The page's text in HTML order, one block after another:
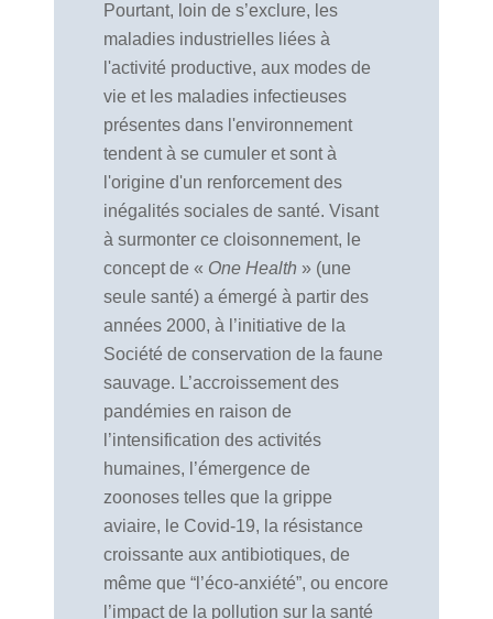
Pourtant, loin de s’exclure, les
maladies industrielles liées à
l'activité productive, aux modes de
vie et les maladies infectieuses
présentes dans l'environnement
tendent à se cumuler et sont à
l'origine d'un renforcement des
inégalités sociales de santé. Visant
à surmonter ce cloisonnement, le
concept de « One Health » (une
seule santé) a émergé à partir des
années 2000, à l’initiative de la
Société de conservation de la faune
sauvage. L’accroissement des
pandémies en raison de
l’intensification des activités
humaines, l’émergence de
zoonoses telles que la grippe
aviaire, le Covid-19, la résistance
croissante aux antibiotiques, de
même que “l’éco-anxiété”, ou encore
l’impact de la pollution sur la santé